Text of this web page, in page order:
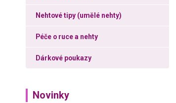
Nehtové tipy (umělé nehty)
Péče o ruce a nehty
Dárkové poukazy
Novinky